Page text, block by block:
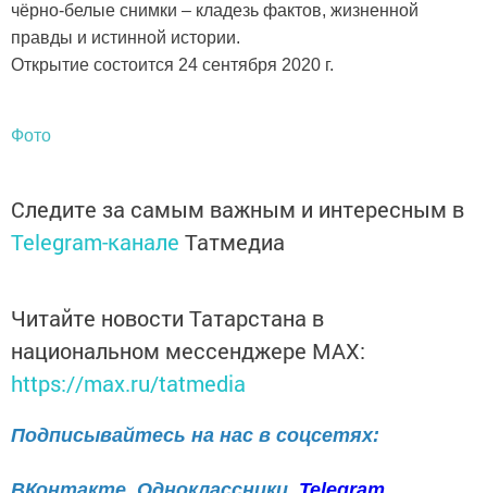
чёрно-белые снимки – кладезь фактов, жизненной
правды и истинной истории.
Открытие состоится 24 сентября 2020 г.
Фото
Следите за самым важным и интересным в
Telegram-канале Татмедиа
Читайте новости Татарстана в
национальном мессенджере MАХ:
https://max.ru/tatmedia
Подписывайтесь на нас в соцсетях: